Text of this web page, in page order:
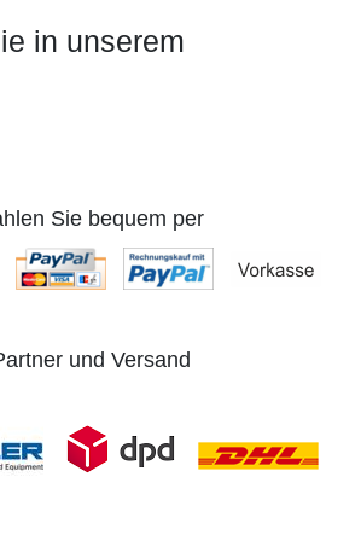
in unserem
Sie bequem per
und Versand